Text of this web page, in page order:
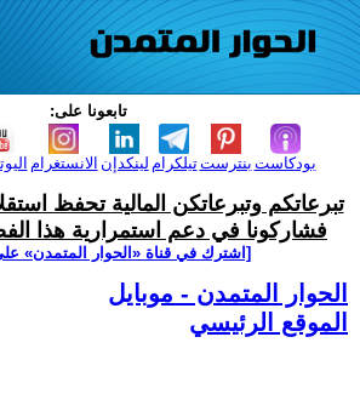
تابعونا على:
الانستغرام لينكدإن تيلكرامبنترست بودكاست
تبرعاتكم وتبرعاتكن المالية تحفظ
فشاركونا في دعم استمرارية هذا
[اشترك في قناة ‫«الحوار المتمدن»
الحوار المتمدن - موبايل
الموقع الرئيسي